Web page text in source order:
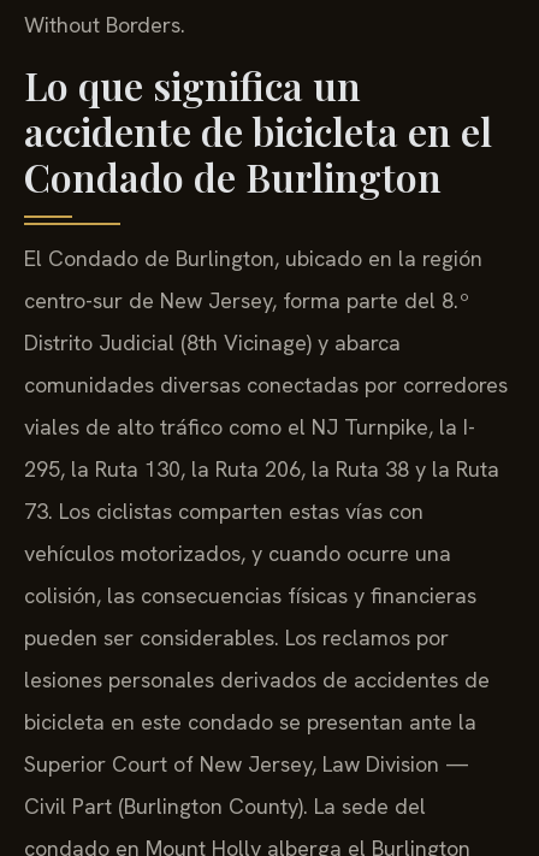
Without Borders.
Lo que significa un
accidente de bicicleta en el
Condado de Burlington
El Condado de Burlington, ubicado en la región
centro-sur de New Jersey, forma parte del 8.º
Distrito Judicial (8th Vicinage) y abarca
comunidades diversas conectadas por corredores
viales de alto tráfico como el NJ Turnpike, la I-
295, la Ruta 130, la Ruta 206, la Ruta 38 y la Ruta
73. Los ciclistas comparten estas vías con
vehículos motorizados, y cuando ocurre una
colisión, las consecuencias físicas y financieras
pueden ser considerables. Los reclamos por
lesiones personales derivados de accidentes de
bicicleta en este condado se presentan ante la
Superior Court of New Jersey, Law Division —
Civil Part (Burlington County). La sede del
condado en Mount Holly alberga el Burlington